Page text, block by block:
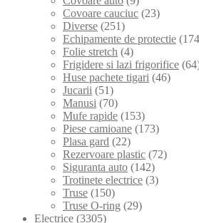
Covoare cauciuc (23)
Diverse (251)
Echipamente de protectie
Folie stretch (4)
Frigidere si lazi frigorifice
Huse pachete tigari (46)
Jucarii (51)
Manusi (70)
Mufe rapide (153)
Piese camioane (173)
Plasa gard (22)
Rezervoare plastic (72)
Siguranta auto (142)
Trotinete electrice (3)
Truse (150)
Truse O-ring (29)
Electrice (3305)